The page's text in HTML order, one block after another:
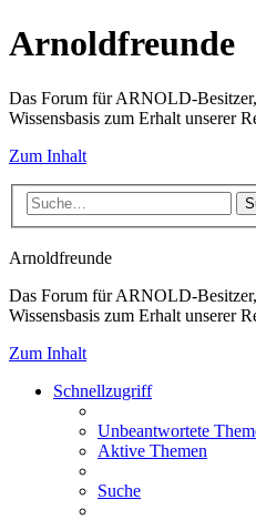
Arnoldfreunde
Das Forum für ARNOLD-
Wissensbasis zum Erhalt unserer
Zum Inhalt
Arnoldfreunde
Das Forum für ARNOLD-
Wissensbasis zum Erhalt unserer
Zum Inhalt
Schnellzugriff
Unbeantwortete
Aktive Themen
Suche